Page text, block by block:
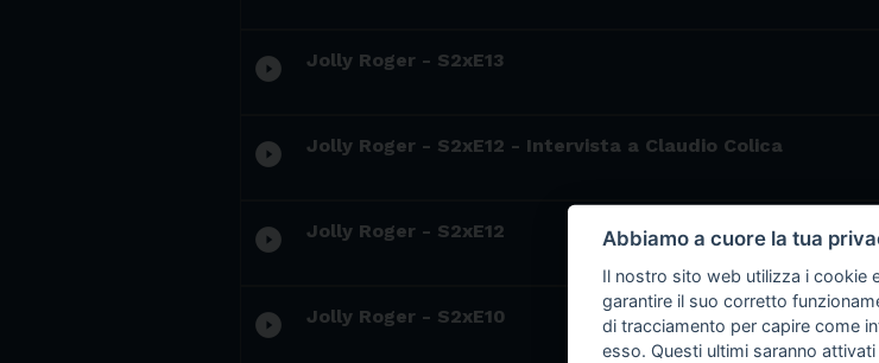
play_circle_filled Jolly Roger - S2xE13
play_circle_filled Jolly Roger - S2xE12 - Intervista a Claudio Colica
play_circle_filled Jolly Roger - S2xE12
play_circle_filled Jolly Roger - S2xE10
Abbiamo a cuore la tua
Il nostro sito web utilizza i cookie
garantire il suo corretto
di tracciamento per capire come
esso. Questi ultimi saranno